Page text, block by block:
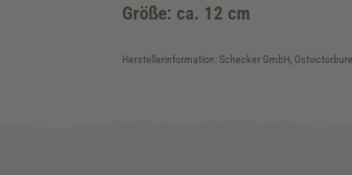
Größe: ca. 12 cm
Herstellerinformation: Schecker GmbH,